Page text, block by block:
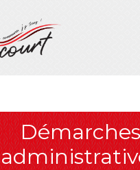
Démarches